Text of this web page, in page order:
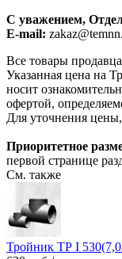
С уважением,
E-mail:
Все товары
Указанная цена на
носит
офертой,
Для уточнения цены,
Приоритетное
первой странице
См. также
Тройник ТР I